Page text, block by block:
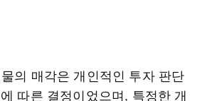
의 매각은 개인적인 투자 판단
따른 결정이었으며, 특정한 개